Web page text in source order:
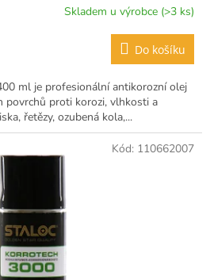
Skladem u výrobce (>3 ks)
Do košíku
ml je profesionální antikorozní olej
povrchů proti korozi, vlhkosti a
řetězy, ozubená kola,...
Kód: 110662007